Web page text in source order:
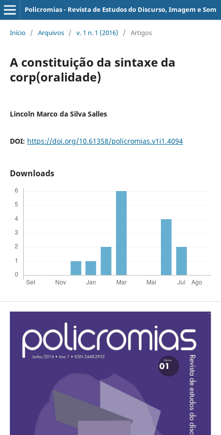
Policromias - Revista de Estudos do Discurso, Imagem e Som
Início / Arquivos / v. 1 n. 1 (2016) / Artigos
A constituição da sintaxe da
corp(oralidade)
Lincoln Marco da Silva Salles
DOI: https://doi.org/10.61358/policromias.v1i1.4094
Downloads